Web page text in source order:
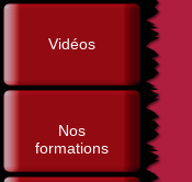
Vidéos
Nos
formations